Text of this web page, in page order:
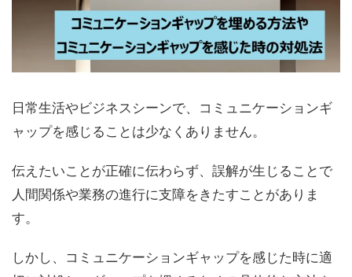
日常生活やビジネスシーンで、コミュニケーションギ
ャップを感じることは少なくありません。
伝えたいことが正確に伝わらず、誤解が生じることで
人間関係や業務の進行に支障をきたすことがありま
す。
しかし、コミュニケーションギャップを感じた時に適